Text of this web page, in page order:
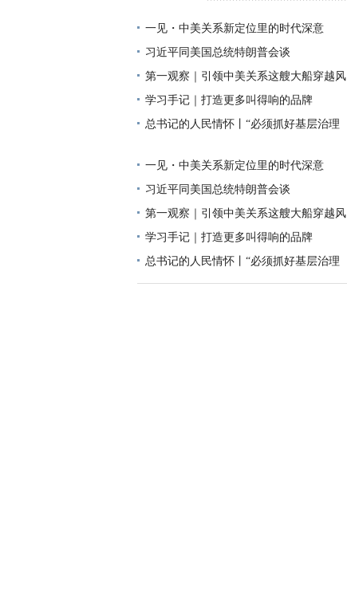
一见・中美关系新定位里的时代深意
习近平同美国总统特朗普会谈
第一观察｜引领中美关系这艘大船穿越风
学习手记｜打造更多叫得响的品牌
总书记的人民情怀丨“必须抓好基层治理
一见・中美关系新定位里的时代深意
习近平同美国总统特朗普会谈
第一观察｜引领中美关系这艘大船穿越风
学习手记｜打造更多叫得响的品牌
总书记的人民情怀丨“必须抓好基层治理